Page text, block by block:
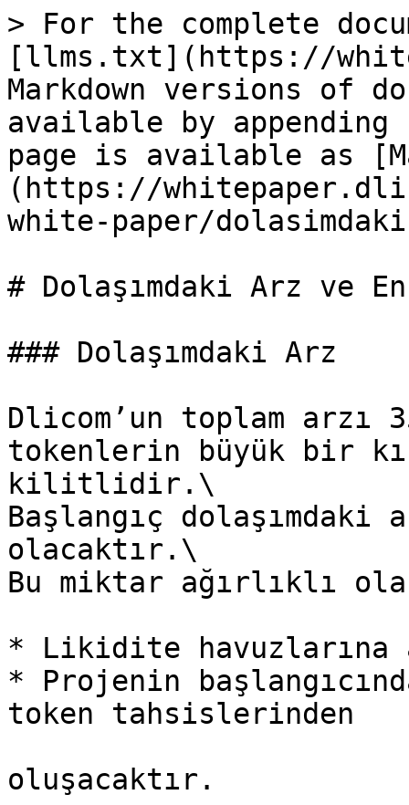
> For the complete
[llms.txt](https://
Markdown versions of
available by
page is available as
(https://
white-paper/
# Dolaşımdaki Arz ve
### Dolaşımdaki Arz
Dlicom’un toplam arzı
tokenlerin büyük bir
kilitlidir.\
Başlangıç dolaşımdaki
olacaktır.\
Bu miktar ağırlıklı
* Likidite havuzlarına
* Projenin
token tahsislerinden
oluşacaktır.